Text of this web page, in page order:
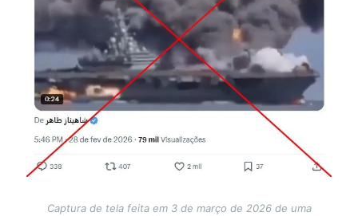
Captura de tela feita em 3 de março de 2026 de uma